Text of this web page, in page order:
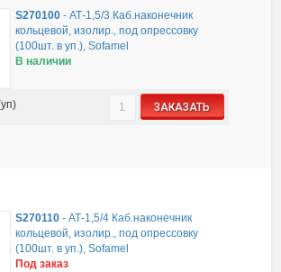
S270100 -АТ-1,5/3 Каб.наконечник
кольцевой, изолир., под опрессовку
(100шт. в уп.), Sofamel
В наличии
ЗАКАЗАТЬ
S270110 -АТ-1,5/4 Каб.наконечник
кольцевой, изолир., под опрессовку
(100шт. в уп.), Sofamel
Под заказ